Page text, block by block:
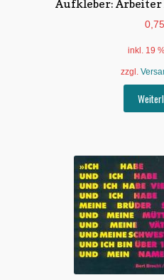
Aufkleber:
0,75
inkl. 19
zzgl.